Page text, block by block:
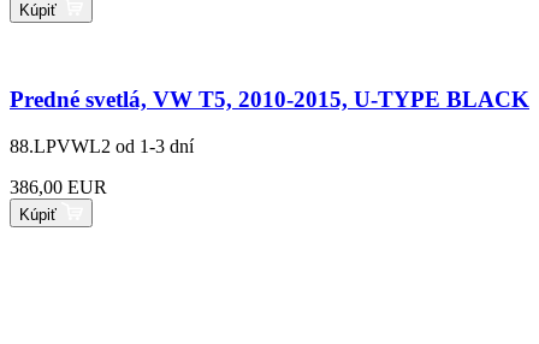
Kúpiť
Predné svetlá, VW T5, 2010-2015, U-TYPE BLACK
88.LPVWL2 od 1-3 dní
386,00 EUR
Kúpiť